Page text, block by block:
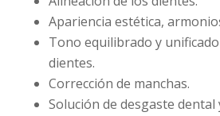
Apariencia estética,
Tono equilibrado y
dientes.
Corrección de manchas.
Solución de desgaste